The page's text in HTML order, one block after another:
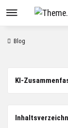
Blog
KI-